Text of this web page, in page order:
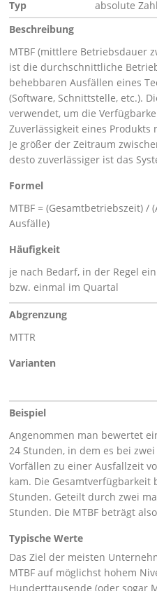
Typ
absolute Zahl
Beschreibung
MTBF (mittlere Betriebsdauer
ist die durchschnittliche
behebbaren Ausfällen eines
(Software, Schnittstelle, etc.).
verwendet, um die
Zuverlässigkeit eines Produkts
Je größer der Zeitraum
desto zuverlässiger ist das
Formel
MTBF = (Gesamtbetriebszeit) /
Ausfälle)
Häufigkeit
je nach Bedarf, in der Regel
bzw. einmal im Quartal
Abgrenzung
MTTR
Varianten
Beispiel
Angenommen man bewertet
24 Stunden, in dem es bei
Vorfällen zu einer Ausfallzeit
kam. Die Gesamtverfügbarkeit
Stunden. Geteilt durch zwei
Stunden. Die MTBF beträgt
Typische Werte
Das Ziel der meisten
MTBF auf möglichst hohem
Hunderttausende (oder sogar